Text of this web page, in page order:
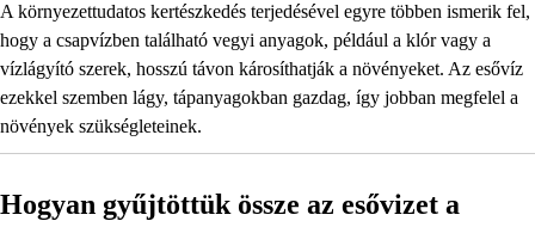
A környezettudatos kertészkedés terjedésével egyre többen ismerik fel,
hogy a csapvízben található vegyi anyagok, például a klór vagy a
vízlágyító szerek, hosszú távon károsíthatják a növényeket. Az esővíz
ezekkel szemben lágy, tápanyagokban gazdag, így jobban megfelel a
növények szükségleteinek.
Hogyan gyűjtöttük össze az esővizet a